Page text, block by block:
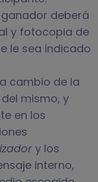
deberá
y fotocopia de
le sea indicado
cambio de la
mismo, y
en los
y los
interno,